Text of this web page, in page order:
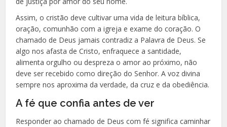
Assim, o cristão deve cultivar uma vida de leitura bíblica,
oração, comunhão com a igreja e exame do coração. O
chamado de Deus jamais contradiz a Palavra de Deus. Se
algo nos afasta de Cristo, enfraquece a santidade,
alimenta orgulho ou despreza o amor ao próximo, não
deve ser recebido como direção do Senhor. A voz divina
sempre nos aproxima da verdade, da cruz e da obediência.
A fé que confia antes de ver
Responder ao chamado de Deus com fé significa caminhar